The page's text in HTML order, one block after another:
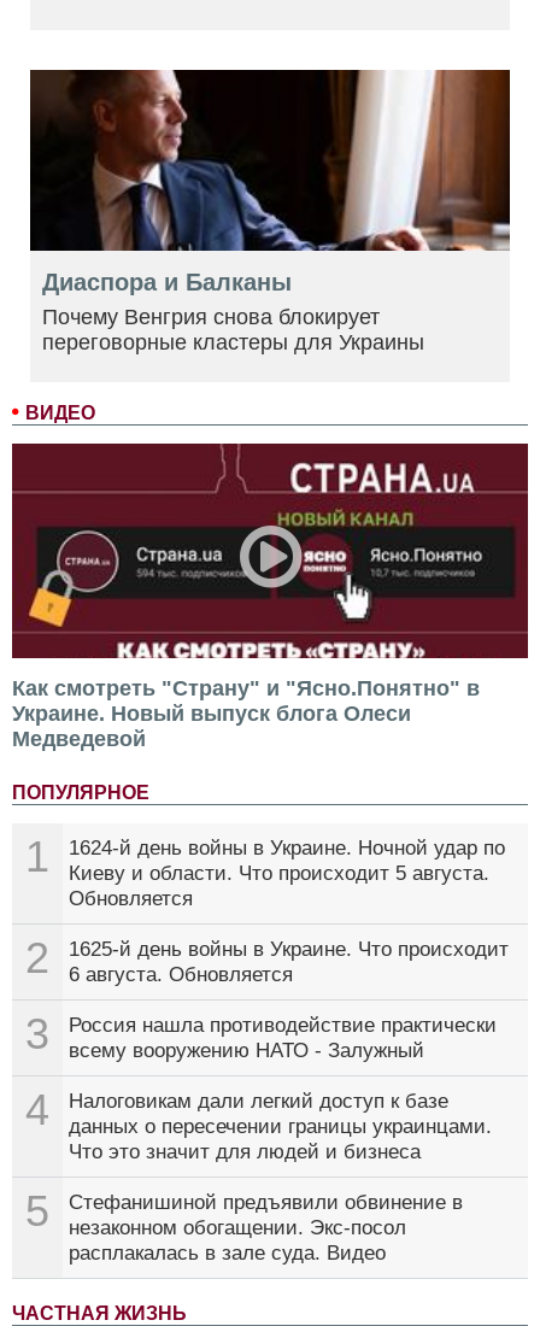
ВИДЕО
Как смотреть "Страну" и "Ясно.Понятно" в
Украине. Новый выпуск блога Олеси
Медведевой
ПОПУЛЯРНОЕ
1
1624-й день войны в Украине. Ночной удар по
Киеву и области. Что происходит 5 августа.
Обновляется
2
1625-й день войны в Украине. Что происходит
6 августа. Обновляется
3
Россия нашла противодействие практически
всему вооружению НАТО - Залужный
4
Налоговикам дали легкий доступ к базе
данных о пересечении границы украинцами.
Что это значит для людей и бизнеса
5
Стефанишиной предъявили обвинение в
незаконном обогащении. Экс-посол
расплакалась в зале суда. Видео
ЧАСТНАЯ ЖИЗНЬ
Диаспора и Балканы
Почему Венгрия снова блокирует
переговорные кластеры для Украины